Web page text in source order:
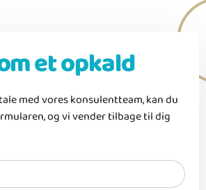
et opkald
med vores konsulentteam, kan du
og vi vender tilbage til dig